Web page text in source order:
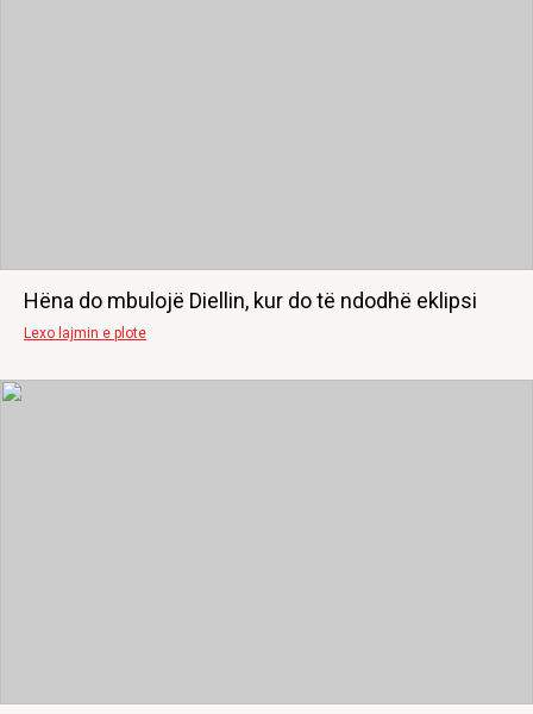
Hëna do mbulojë Diellin, kur do të ndodhë eklipsi
Lexo lajmin e plote